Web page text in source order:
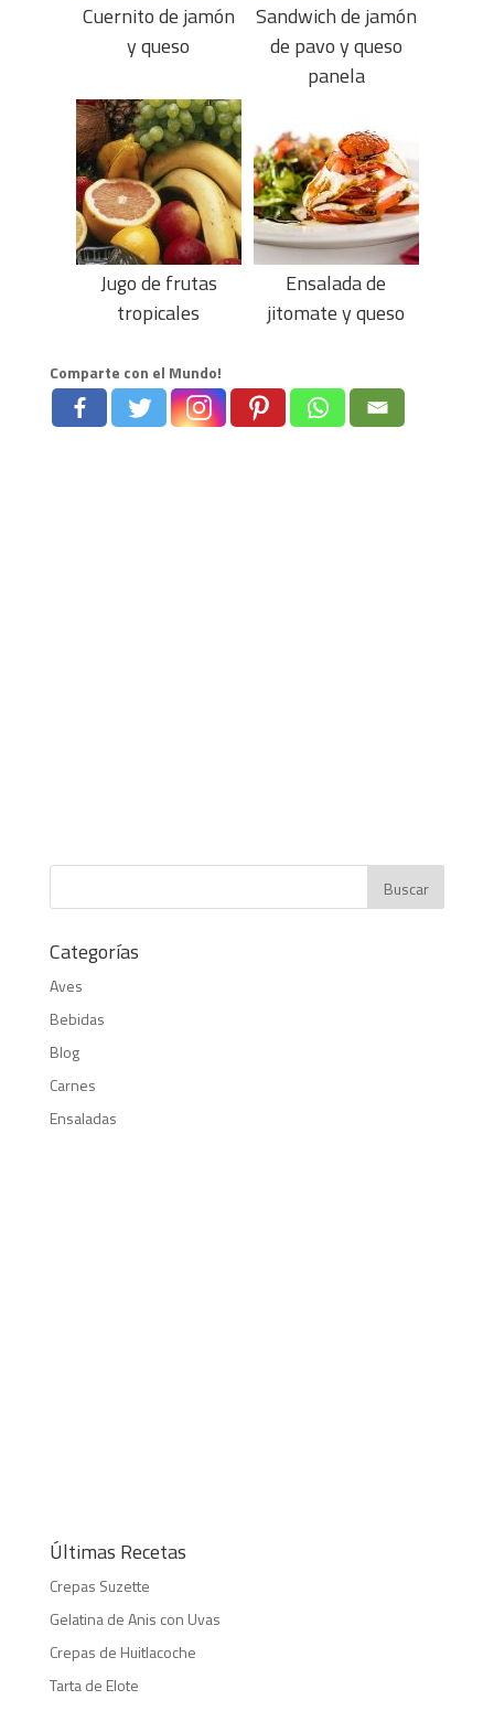
Cuernito de jamón
y queso
Sandwich de jamón
de pavo y queso
panela
Jugo de frutas
tropicales
Ensalada de
jitomate y queso
Comparte con el Mundo!
Categorías
Aves
Bebidas
Blog
Carnes
Ensaladas
Últimas Recetas
Crepas Suzette
Gelatina de Anis con Uvas
Crepas de Huitlacoche
Tarta de Elote